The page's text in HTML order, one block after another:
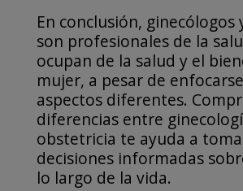
En conclusión,
son profesionales de la
ocupan de la salud y el
mujer, a pesar de
aspectos diferentes.
diferencias entre
obstetricia te ayuda a
decisiones informadas
lo largo de la vida.